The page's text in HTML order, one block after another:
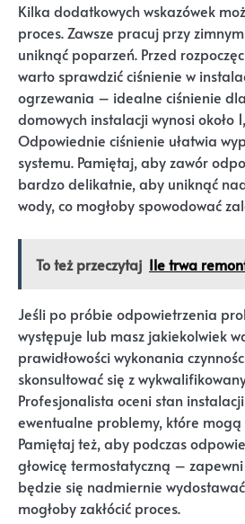
Kilka dodatkowych wskazówek
proces. Zawsze pracuj przy
uniknąć poparzeń. Przed
warto sprawdzić ciśnienie w
ogrzewania – idealne ciśnienie
domowych instalacji wynosi około
Odpowiednie ciśnienie ułatwia
systemu. Pamiętaj, aby zawór
bardzo delikatnie, aby uniknąć
wody, co mogłoby spowodować
To też przeczytaj Ile trwa
Jeśli po próbie odpowietrzenia
występuje lub masz jakiekolwiek
prawidłowości wykonania
skonsultować się z
Profesjonalista oceni stan
ewentualne problemy, które mogą
Pamiętaj też, aby podczas
głowicę termostatyczną – zapewni
będzie się nadmiernie
mogłoby zakłócić proces.